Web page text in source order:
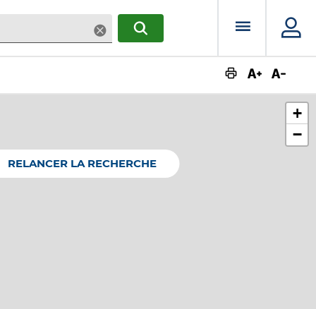
SupprimerRECHERCHERMenu
+
−
RELANCER LA RECHERCHE